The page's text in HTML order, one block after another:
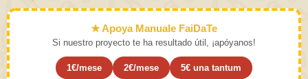
★ Apoya Manuale FaiDaTe
Si nuestro proyecto te ha resultado útil, ¡apóyanos!
1€/mese 2€/mese 5€ una tantum